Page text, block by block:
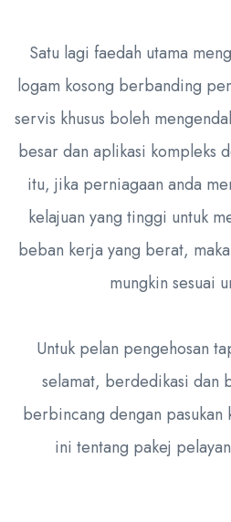
Satu lagi faedah utama
logam kosong berbanding
servis khusus boleh
besar dan aplikasi kompleks
itu, jika perniagaan anda
kelajuan yang tinggi untuk
beban kerja yang berat,
mungkin sesuai
Untuk pelan pengehosan
selamat, berdedikasi dan
berbincang dengan pasukan
ini tentang pakej